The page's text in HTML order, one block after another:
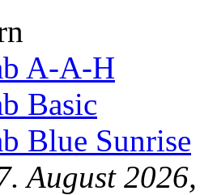
A-A-H
Basic
Blue Sunrise
August